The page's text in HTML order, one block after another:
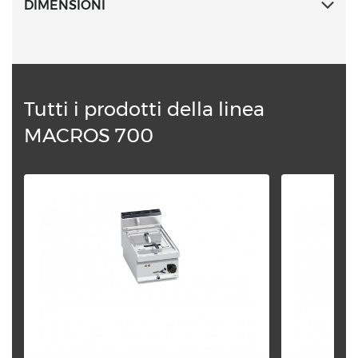
DIMENSIONI
Tutti i prodotti della linea
MACROS 700